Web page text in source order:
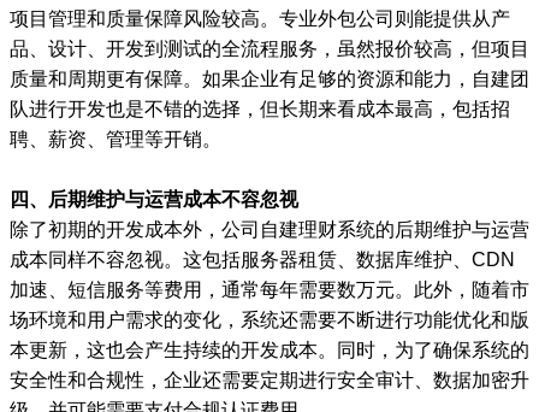
项目管理和质量保障风险较高。专业外包公司则能提供从产
品、设计、开发到测试的全流程服务，虽然报价较高，但项目
质量和周期更有保障。如果企业有足够的资源和能力，自建团
队进行开发也是不错的选择，但长期来看成本最高，包括招
聘、薪资、管理等开销。
四、后期维护与运营成本不容忽视
除了初期的开发成本外，公司自建理财系统的后期维护与运营
成本同样不容忽视。这包括服务器租赁、数据库维护、CDN
加速、短信服务等费用，通常每年需要数万元。此外，随着市
场环境和用户需求的变化，系统还需要不断进行功能优化和版
本更新，这也会产生持续的开发成本。同时，为了确保系统的
安全性和合规性，企业还需要定期进行安全审计、数据加密升